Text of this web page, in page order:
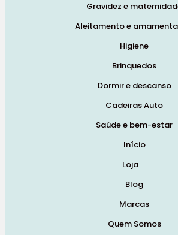
Gravidez e
Aleitamento e
Higiene
Brinquedos
Dormir e descanso
Cadeiras Auto
Saúde e bem-estar
Início
Loja
Blog
Marcas
Quem Somos